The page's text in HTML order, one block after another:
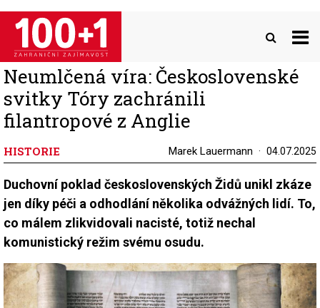
Přejít
hlavnímu
obsahu
Neumlčená víra: Československé
svitky Tóry zachránili
filantropové z Anglie
HISTORIE Marek Lauermann 04.07.2025
Duchovní poklad československých Židů unikl zkáze
jen díky péči a odhodlání několika odvážných lidí. To,
co málem zlikvidovali nacisté, totiž nechal
komunistický režim svému osudu.